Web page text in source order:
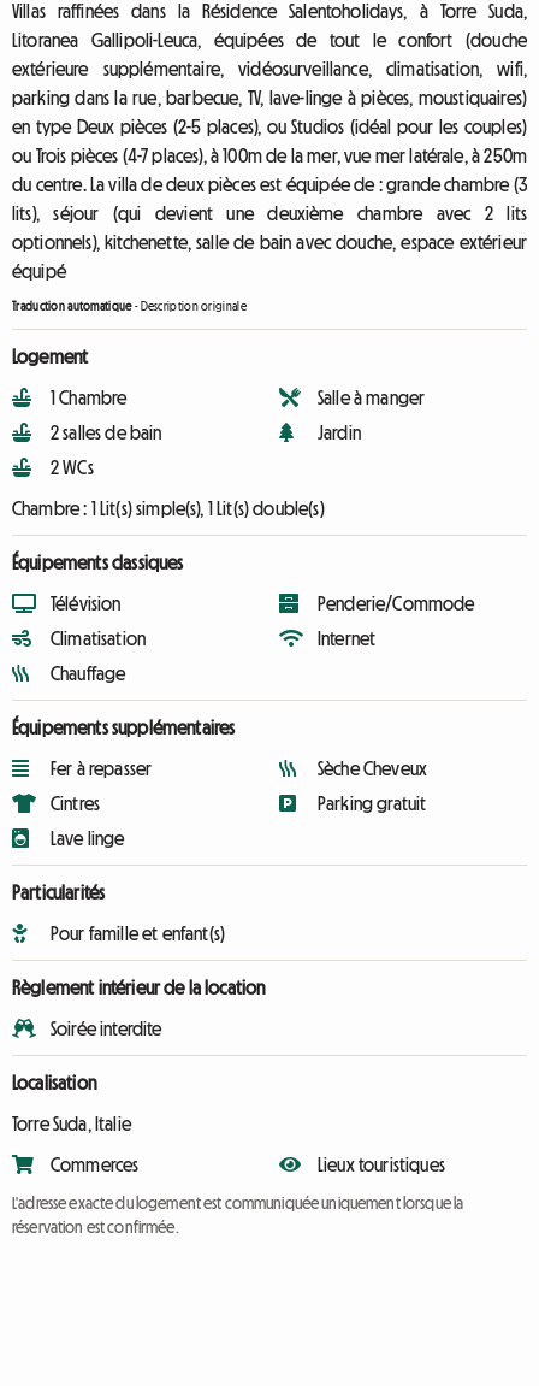
Villas raffinées dans la Résidence Salentoholidays, à Torre Suda,
Litoranea Gallipoli-Leuca, équipées de tout le confort (douche
extérieure supplémentaire, vidéosurveillance, climatisation, wifi,
parking dans la rue, barbecue, TV, lave-linge à pièces, moustiquaires)
en type Deux pièces (2-5 places), ou Studios (idéal pour les couples)
ou Trois pièces (4-7 places), à 100m de la mer, vue mer latérale, à 250m
du centre. La villa de deux pièces est équipée de : grande chambre (3
lits), séjour (qui devient une deuxième chambre avec 2 lits
optionnels), kitchenette, salle de bain avec douche, espace extérieur
équipé
Traduction automatique- Description originale
Logement
1 Chambre
2 salles de bain
2 WCs
Salle à manger
Jardin
Chambre : 1 Lit(s) simple(s), 1 Lit(s) double(s)
Équipements classiques
Télévision
Climatisation
Chauffage
Penderie/Commode
Internet
Équipements supplémentaires
Fer à repasser
Cintres
Lave linge
Sèche Cheveux
Parking gratuit
Particularités
Pour famille et enfant(s)
Règlement intérieur de la location
Soirée interdite
Localisation
Torre Suda, Italie
Commerces Lieux touristiques
L'adresse exacte du logement est communiquée uniquement lorsque la
réservation est confirmée.